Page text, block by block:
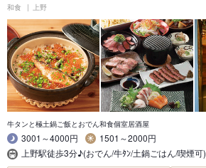
和食 上野
牛タンと極土鍋ご飯とおでん和食個室居酒屋
3001～4000円
1501～2000円
上野駅徒歩3分♪(おでん/牛ﾀﾝ/土鍋ごはん/喫煙可)